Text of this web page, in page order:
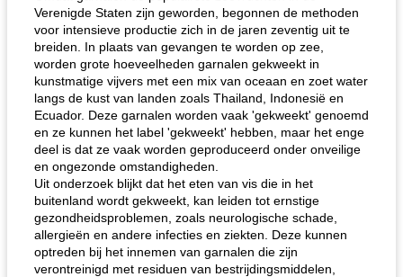
Verenigde Staten zijn geworden, begonnen de methoden
voor intensieve productie zich in de jaren zeventig uit te
breiden. In plaats van gevangen te worden op zee,
worden grote hoeveelheden garnalen gekweekt in
kunstmatige vijvers met een mix van oceaan en zoet water
langs de kust van landen zoals Thailand, Indonesië en
Ecuador. Deze garnalen worden vaak 'gekweekt' genoemd
en ze kunnen het label 'gekweekt' hebben, maar het enge
deel is dat ze vaak worden geproduceerd onder onveilige
en ongezonde omstandigheden.
Uit onderzoek blijkt dat het eten van vis die in het
buitenland wordt gekweekt, kan leiden tot ernstige
gezondheidsproblemen, zoals neurologische schade,
allergieën en andere infecties en ziekten. Deze kunnen
optreden bij het innemen van garnalen die zijn
verontreinigd met residuen van bestrijdingsmiddelen,